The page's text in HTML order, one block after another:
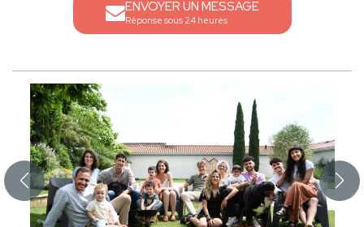
ENVOYER UN MESSAGE
Réponse sous 24 heures